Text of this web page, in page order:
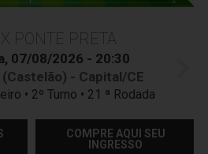
PONTE PRETA
07/08/2026 - 20:30
- Capital/CE
• 2º Turno • 21 ª Rodada
COMPRE AQUI SEU
INGRESSO